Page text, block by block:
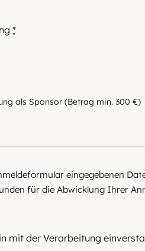
*
als Sponsor (Betrag min. 300 €)
eingegebenen
für die Abwicklung Ihrer
mit der Verarbeitung